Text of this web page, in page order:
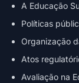
A Educação
Políticas
Organização
Atos
Avaliação na